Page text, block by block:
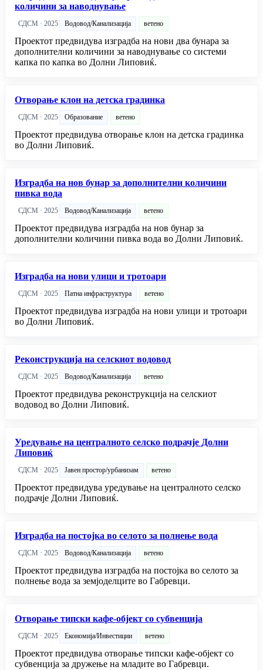
количини за наводнување
СДСМ · 2025 Водовод/Канализација ветено
Проектот предвидува изградба на нови два бунара за
дополнителни количини за наводнување со системи
капка по капка во Долни Липовиќ.
Отворање клон на детска градинка
СДСМ · 2025 Образование ветено
Проектот предвидува отворање клон на детска градинка
во Долни Липовиќ.
Изградба на нов бунар за дополнителни количини
пивка вода
СДСМ · 2025 Водовод/Канализација ветено
Проектот предвидува изградба на нов бунар за
дополнителни количини пивка вода во Долни Липовиќ.
Изградба на нови улици и тротоари
СДСМ · 2025 Патна инфраструктура ветено
Проектот предвидува изградба на нови улици и тротоари
во Долни Липовиќ.
Реконструкција на селскиот водовод
СДСМ · 2025 Водовод/Канализација ветено
Проектот предвидува реконструкција на селскиот
водовод во Долни Липовиќ.
Уредување на централното селско подрачје Долни
Липовиќ
СДСМ · 2025 Јавен простор/урбанизам ветено
Проектот предвидува уредување на централното селско
подрачје Долни Липовиќ.
Изградба на постојка во селото за полнење вода
СДСМ · 2025 Водовод/Канализација ветено
Проектот предвидува изградба на постојка во селото за
полнење вода за земјоделците во Габревци.
Отворање типски кафе-објект со субвенција
СДСМ · 2025 Економија/Инвестиции ветено
Проектот предвидува отворање типски кафе-објект со
субвенција за дружење на младите во Габревци.